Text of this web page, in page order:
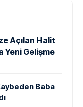
Açılan Halit
Yeni Gelişme
Baba